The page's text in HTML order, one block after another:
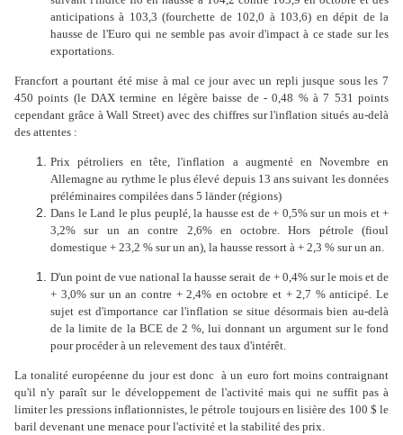
anticipations à 103,3 (fourchette de 102,0 à 103,6) en dépit de la
hausse de l'Euro qui ne semble pas avoir d'impact à ce stade sur les
exportations.
Francfort a pourtant été mise à mal ce jour avec un repli jusque sous les 7
450 points (le DAX termine en légère baisse de - 0,48 % à 7 531 points
cependant grâce à Wall Street) avec des chiffres sur l'inflation situés au-delà
des attentes :
Prix pétroliers en tête, l'inflation a augmenté en Novembre en
Allemagne au rythme le plus élevé depuis 13 ans suivant les données
préléminaires compilées dans 5 länder (régions)
Dans le Land le plus peuplé, la hausse est de + 0,5% sur un mois et +
3,2% sur un an contre 2,6% en octobre. Hors pétrole (fioul
domestique + 23,2 % sur un an), la hausse ressort à + 2,3 % sur un an.
D'un point de vue national la hausse serait de + 0,4% sur le mois et de
+ 3,0% sur un an contre + 2,4% en octobre et + 2,7 % anticipé. Le
sujet est d'importance car l'inflation se situe désormais bien au-delà
de la limite de la BCE de 2 %, lui donnant un argument sur le fond
pour procéder à un relevement des taux d'intérêt.
La tonalité européenne du jour est donc à un euro fort moins contraignant
qu'il n'y paraît sur le développement de l'activité mais qui ne suffit pas à
limiter les pressions inflationnistes, le pétrole toujours en lisière des 100 $ le
baril devenant une menace pour l'activité et la stabilité des prix.